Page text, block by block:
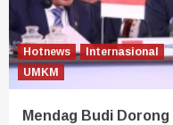
Hotnews
Internasional
UMKM
Mendag Budi Dorong